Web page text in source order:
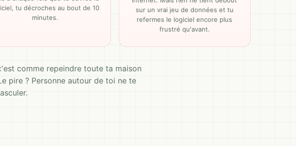
tu décroches au bout de 10
minutes.
sur un vrai jeu de données et tu
refermes le logiciel encore plus
frustré qu'avant.
comme repeindre toute ta maison
pire ? Personne autour de toi ne te